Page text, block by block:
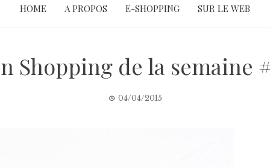
HOME A PROPOS E-SHOPPING SUR LE WEB
Shopping de la semaine
04/04/2015